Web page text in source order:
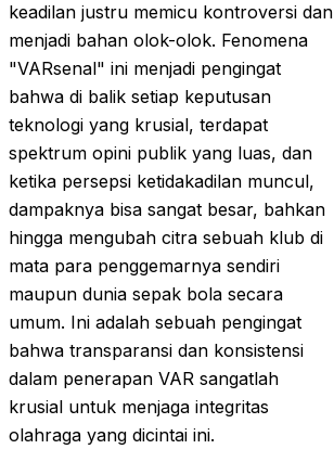
keadilan justru memicu kontroversi dan
menjadi bahan olok-olok. Fenomena
"VARsenal" ini menjadi pengingat
bahwa di balik setiap keputusan
teknologi yang krusial, terdapat
spektrum opini publik yang luas, dan
ketika persepsi ketidakadilan muncul,
dampaknya bisa sangat besar, bahkan
hingga mengubah citra sebuah klub di
mata para penggemarnya sendiri
maupun dunia sepak bola secara
umum. Ini adalah sebuah pengingat
bahwa transparansi dan konsistensi
dalam penerapan VAR sangatlah
krusial untuk menjaga integritas
olahraga yang dicintai ini.